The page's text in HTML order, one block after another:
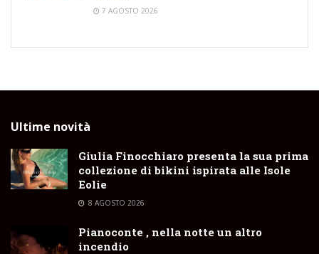
7 AGOSTO 2026
Ultime novità
Giulia Finocchiaro presenta la sua prima
collezione di bikini ispirata alle Isole
Eolie
8 AGOSTO 2026
Pianoconte , nella notte un altro
incendio